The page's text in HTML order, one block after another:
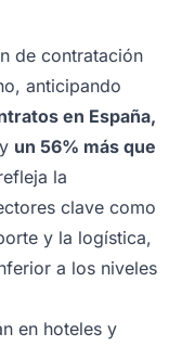
de contratación
anticipando
en España,
un 56% más que
la
clave como
y la logística,
a los niveles
en hoteles y